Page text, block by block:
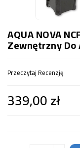
AQUA NOVA
Zewnętrzny
Przeczytaj Recenzję
339,00 zł